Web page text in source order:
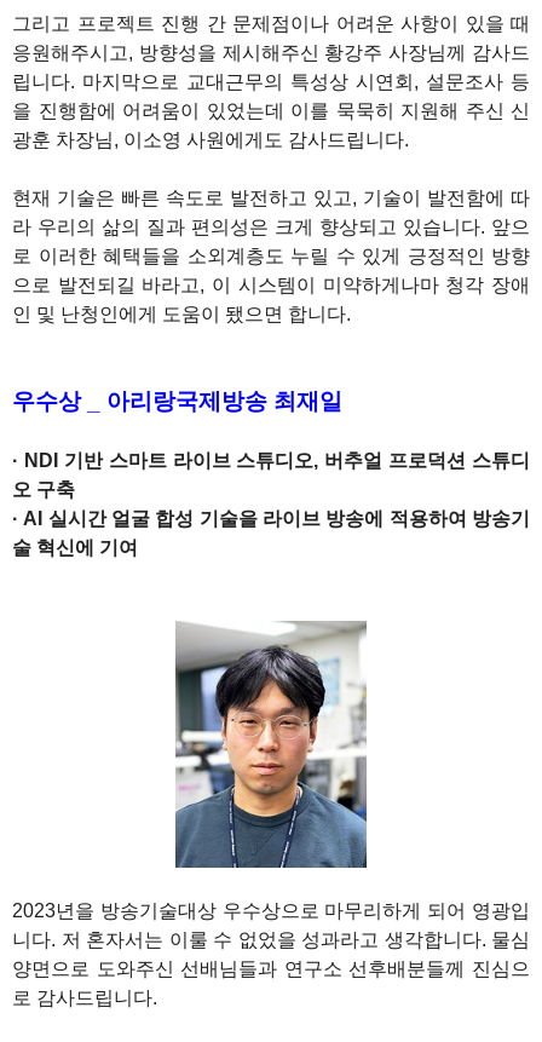
그리고 프로젝트 진행 간 문제점이나 어려운 사항이 있을 때
응원해주시고, 방향성을 제시해주신 황강주 사장님께 감사드
립니다. 마지막으로 교대근무의 특성상 시연회, 설문조사 등
을 진행함에 어려움이 있었는데 이를 묵묵히 지원해 주신 신
광훈 차장님, 이소영 사원에게도 감사드립니다.
현재 기술은 빠른 속도로 발전하고 있고, 기술이 발전함에 따
라 우리의 삶의 질과 편의성은 크게 향상되고 있습니다. 앞으
로 이러한 혜택들을 소외계층도 누릴 수 있게 긍정적인 방향
으로 발전되길 바라고, 이 시스템이 미약하게나마 청각 장애
인 및 난청인에게 도움이 됐으면 합니다.
우수상 _ 아리랑국제방송 최재일
· NDI 기반 스마트 라이브 스튜디오, 버추얼 프로덕션 스튜디
오 구축
· AI 실시간 얼굴 합성 기술을 라이브 방송에 적용하여 방송기
술 혁신에 기여
2023년을 방송기술대상 우수상으로 마무리하게 되어 영광입
니다. 저 혼자서는 이룰 수 없었을 성과라고 생각합니다. 물심
양면으로 도와주신 선배님들과 연구소 선후배분들께 진심으
로 감사드립니다.